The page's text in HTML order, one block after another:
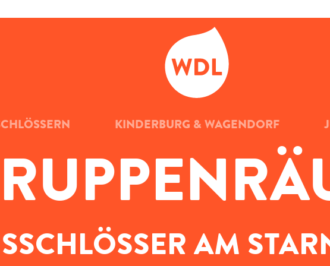
WDL
KINDERBURG & WAGENDORF
AM